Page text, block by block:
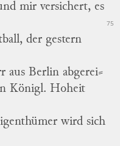
mir versichert, es
75
der gestern
aus Berlin abgerei⸗
Königl. Hoheit
wird sich